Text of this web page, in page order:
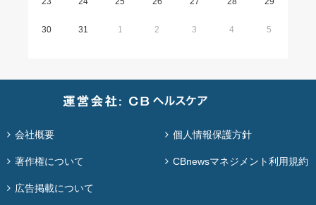
30 31 1 2 3 4 5
会社概要 個人情報保護方針
著作権について CBnewsマネジメント利用規約
広告掲載について